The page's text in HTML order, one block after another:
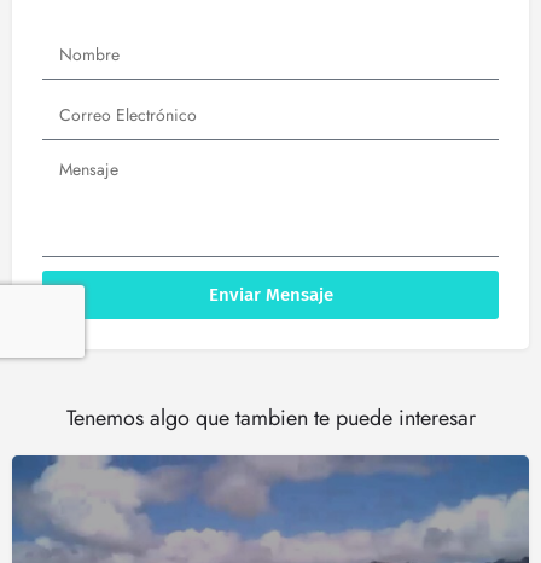
Enviar Mensaje
Tenemos algo que tambien te puede interesar